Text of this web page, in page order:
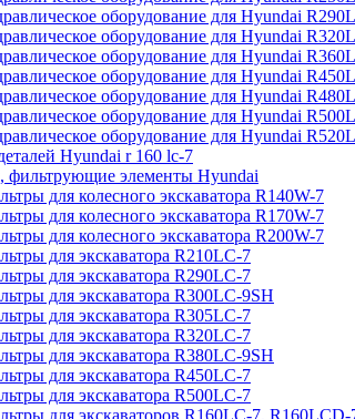
оборудование для Hyundai
оборудование для Hyundai
оборудование для Hyundai
оборудование для Hyundai
оборудование для Hyundai
оборудование для Hyundai
оборудование для Hyundai
Hyundai r 160 lc-7
фильтрующие элементы Hyundai
для колесного экскаватора R140W-7
для колесного экскаватора R170W-7
для колесного экскаватора R200W-7
для экскаватора R210LC-7
для экскаватора R290LC-7
для экскаватора R300LC-9SH
для экскаватора R305LC-7
для экскаватора R320LC-7
для экскаватора R380LC-9SH
для экскаватора R450LC-7
для экскаватора R500LC-7
для экскаваторов R160LC-7, R160LCD-